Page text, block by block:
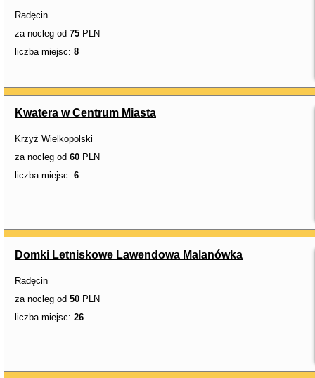
Radęcin
za nocleg od 75 PLN
liczba miejsc: 8
Kwatera w Centrum Miasta
Krzyż Wielkopolski
za nocleg od 60 PLN
liczba miejsc: 6
Domki Letniskowe Lawendowa Malanówka
Radęcin
za nocleg od 50 PLN
liczba miejsc: 26